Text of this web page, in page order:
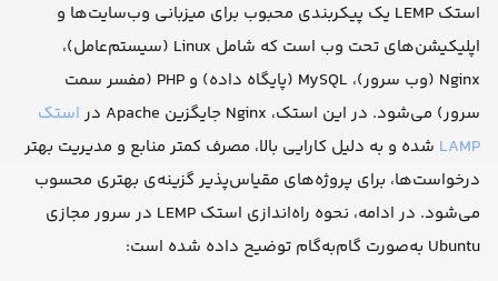
استک LEMP یک پیکربندی محبوب برای میزبانی وب‌سایت‌ها و
اپلیکیشن‌های تحت وب است که شامل Linux (سیستم‌عامل)،
Nginx (وب سرور)، MySQL (پایگاه داده) و PHP (مفسر سمت
سرور) می‌شود. در این استک، Nginx جایگزین Apache در
استک
LAMP شده و به دلیل کارایی بالا، مصرف کمتر منابع و مدیریت بهتر
درخواست‌ها، برای پروژه‌های مقیاس‌پذیر گزینه‌ی بهتری محسوب
می‌شود. در ادامه، نحوه راه‌اندازی استک LEMP در سرور مجازی
Ubuntu به‌صورت گام‌به‌گام توضیح داده شده است: